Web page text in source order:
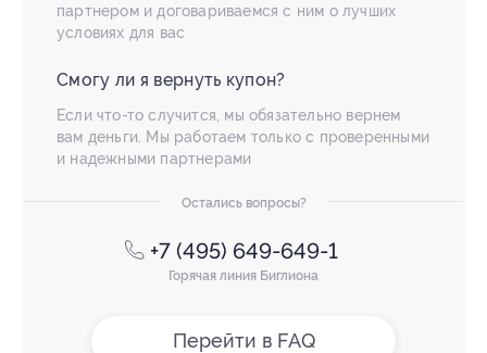
партнером и договариваемся с ним о лучших
условиях для вас
Смогу ли я вернуть купон?
Если что-то случится, мы обязательно вернем
вам деньги. Мы работаем только с проверенными
и надежными партнерами
Остались вопросы?
+7 (495) 649-649-1
Горячая линия Биглиона
Перейти в FAQ